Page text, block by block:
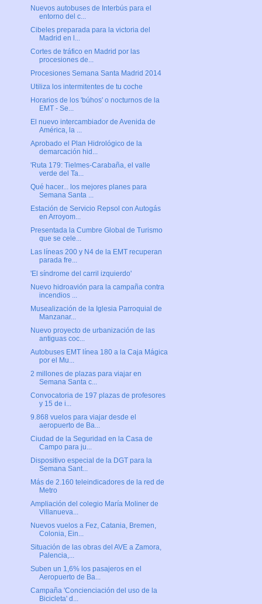
Nuevos autobuses de Interbús para el
entorno del c...
Cibeles preparada para la victoria del
Madrid en l...
Cortes de tráfico en Madrid por las
procesiones de...
Procesiones Semana Santa Madrid 2014
Utiliza los intermitentes de tu coche
Horarios de los 'búhos' o nocturnos de la
EMT - Se...
El nuevo intercambiador de Avenida de
América, la ...
Aprobado el Plan Hidrológico de la
demarcación hid...
'Ruta 179: Tielmes-Carabaña, el valle
verde del Ta...
Qué hacer... los mejores planes para
Semana Santa ...
Estación de Servicio Repsol con Autogás
en Arroyom...
Presentada la Cumbre Global de Turismo
que se cele...
Las líneas 200 y N4 de la EMT recuperan
parada fre...
'El síndrome del carril izquierdo'
Nuevo hidroavión para la campaña contra
incendios ...
Musealización de la Iglesia Parroquial de
Manzanar...
Nuevo proyecto de urbanización de las
antiguas coc...
Autobuses EMT línea 180 a la Caja Mágica
por el Mu...
2 millones de plazas para viajar en
Semana Santa c...
Convocatoria de 197 plazas de profesores
y 15 de i...
9.868 vuelos para viajar desde el
aeropuerto de Ba...
Ciudad de la Seguridad en la Casa de
Campo para ju...
Dispositivo especial de la DGT para la
Semana Sant...
Más de 2.160 teleindicadores de la red de
Metro
Ampliación del colegio María Moliner de
Villanueva...
Nuevos vuelos a Fez, Catania, Bremen,
Colonia, Ein...
Situación de las obras del AVE a Zamora,
Palencia,...
Suben un 1,6% los pasajeros en el
Aeropuerto de Ba...
Campaña 'Concienciación del uso de la
Bicicleta' d...